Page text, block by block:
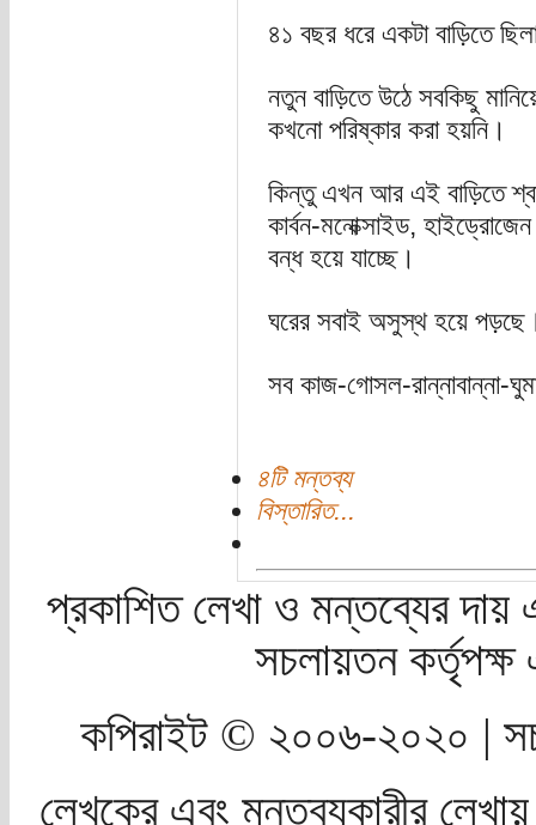
৪১ বছর ধরে একটা বাড়িতে
নতুন বাড়িতে উঠে সবকিছু
কখনো পরিষ্কার করা হয়নি।
কিন্তু এখন আর এই বাড়িতে
কার্বন-মনোক্সাইড,
বন্ধ হয়ে যাচ্ছে।
ঘরের সবাই অসুস্থ হয়ে
সব কাজ-গোসল-রান্নাবান্না-
৪টি মন্তব্য
বিস্তারিত...
প্রকাশিত লেখা ও মন্তব্যের দায়
সচলায়তন
কপিরাইট © ২০০৬-২০২০ |
লেখকের এবং মন্তব্যকারীর